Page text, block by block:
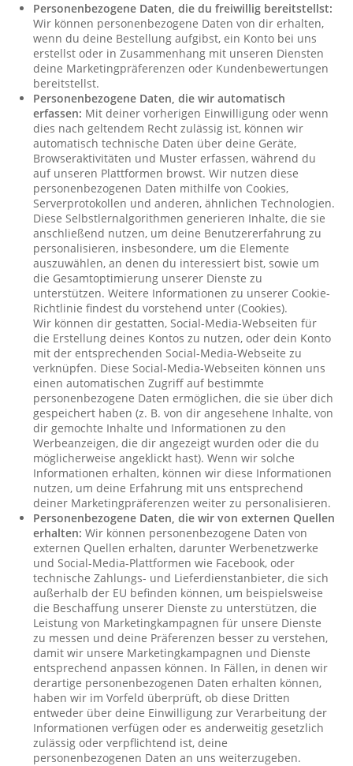
Personenbezogene Daten, die du freiwillig bereitstellst:
Wir können personenbezogene Daten von dir erhalten,
wenn du deine Bestellung aufgibst, ein Konto bei uns
erstellst oder in Zusammenhang mit unseren Diensten
deine Marketingpräferenzen oder Kundenbewertungen
bereitstellst.
Personenbezogene Daten, die wir automatisch
erfassen: Mit deiner vorherigen Einwilligung oder wenn
dies nach geltendem Recht zulässig ist, können wir
automatisch technische Daten über deine Geräte,
Browseraktivitäten und Muster erfassen, während du
auf unseren Plattformen browst. Wir nutzen diese
personenbezogenen Daten mithilfe von Cookies,
Serverprotokollen und anderen, ähnlichen Technologien.
Diese Selbstlernalgorithmen generieren Inhalte, die sie
anschließend nutzen, um deine Benutzererfahrung zu
personalisieren, insbesondere, um die Elemente
auszuwählen, an denen du interessiert bist, sowie um
die Gesamtoptimierung unserer Dienste zu
unterstützen. Weitere Informationen zu unserer Cookie-
Richtlinie findest du vorstehend unter (Cookies).
Wir können dir gestatten, Social-Media-Webseiten für
die Erstellung deines Kontos zu nutzen, oder dein Konto
mit der entsprechenden Social-Media-Webseite zu
verknüpfen. Diese Social-Media-Webseiten können uns
einen automatischen Zugriff auf bestimmte
personenbezogene Daten ermöglichen, die sie über dich
gespeichert haben (z. B. von dir angesehene Inhalte, von
dir gemochte Inhalte und Informationen zu den
Werbeanzeigen, die dir angezeigt wurden oder die du
möglicherweise angeklickt hast). Wenn wir solche
Informationen erhalten, können wir diese Informationen
nutzen, um deine Erfahrung mit uns entsprechend
deiner Marketingpräferenzen weiter zu personalisieren.
Personenbezogene Daten, die wir von externen Quellen
erhalten: Wir können personenbezogene Daten von
externen Quellen erhalten, darunter Werbenetzwerke
und Social-Media-Plattformen wie Facebook, oder
technische Zahlungs- und Lieferdienstanbieter, die sich
außerhalb der EU befinden können, um beispielsweise
die Beschaffung unserer Dienste zu unterstützen, die
Leistung von Marketingkampagnen für unsere Dienste
zu messen und deine Präferenzen besser zu verstehen,
damit wir unsere Marketingkampagnen und Dienste
entsprechend anpassen können. In Fällen, in denen wir
derartige personenbezogenen Daten erhalten können,
haben wir im Vorfeld überprüft, ob diese Dritten
entweder über deine Einwilligung zur Verarbeitung der
Informationen verfügen oder es anderweitig gesetzlich
zulässig oder verpflichtend ist, deine
personenbezogenen Daten an uns weiterzugeben.